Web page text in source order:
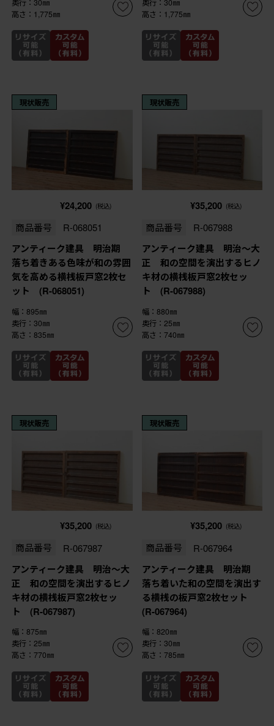
奥行：30㎜
高さ：1,775㎜
奥行：30㎜
高さ：1,775㎜
現状販売
¥24,200 (税込)
商品番号 R-068051
アンティーク建具 明治期
落ち着きある色味が和の雰囲
気を高める横桟板戸窓2枚セ
ット (R-068051)
幅：895㎜
奥行：30㎜
高さ：835㎜
現状販売
¥35,200 (税込)
商品番号 R-067988
アンティーク建具 明治～大
正 和の空間を演出するヒノ
キ材の横桟板戸窓2枚セッ
ト (R-067988)
幅：880㎜
奥行：25㎜
高さ：740㎜
現状販売
¥35,200 (税込)
商品番号 R-067987
アンティーク建具 明治～大
正 和の空間を演出するヒノ
キ材の横桟板戸窓2枚セッ
ト (R-067987)
幅：875㎜
奥行：25㎜
高さ：770㎜
現状販売
¥35,200 (税込)
商品番号 R-067964
アンティーク建具 明治期
落ち着いた和の空間を演出す
る横桟の板戸窓2枚セット
(R-067964)
幅：820㎜
奥行：30㎜
高さ：785㎜